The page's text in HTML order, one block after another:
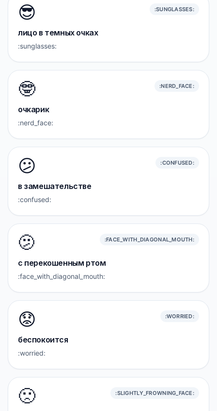
😎 :SUNGLASSES:
лицо в темных очках
:sunglasses:
🤓 :NERD_FACE:
очкарик
:nerd_face:
😕 :CONFUSED:
в замешательстве
:confused:
🫤 :FACE_WITH_DIAGONAL_MOUTH:
с перекошенным ртом
:face_with_diagonal_mouth:
😟 :WORRIED:
беспокоится
:worried:
🙁 :SLIGHTLY_FROWNING_FACE: